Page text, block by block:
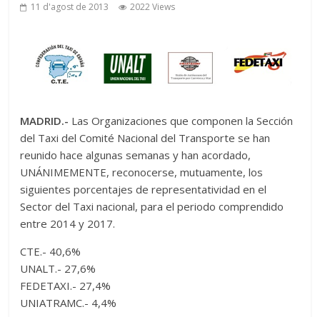
11 d'agost de 2013 2022 Views
MADRID.- Las Organizaciones que componen la Sección
del Taxi del Comité Nacional del Transporte se han
reunido hace algunas semanas y han acordado,
UNÁNIMEMENTE, reconocerse, mutuamente, los
siguientes porcentajes de representatividad en el
Sector del Taxi nacional, para el periodo comprendido
entre 2014 y 2017.
CTE.- 40,6%
UNALT.- 27,6%
FEDETAXI.- 27,4%
UNIATRAMC.- 4,4%